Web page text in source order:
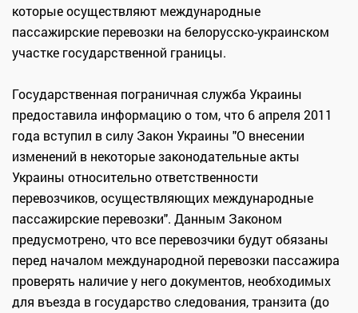
которые осуществляют международные
пассажирские перевозки на белорусско-украинском
участке государственной границы.
Государственная пограничная служба Украины
предоставила информацию о том, что 6 апреля 2011
года вступил в силу Закон Украины "О внесении
изменений в некоторые законодательные акты
Украины относительно ответственности
перевозчиков, осуществляющих международные
пассажирские перевозки". Данным Законом
предусмотрено, что все перевозчики будут обязаны
перед началом международной перевозки пассажира
проверять наличие у него документов, необходимых
для въезда в государство следования, транзита (до